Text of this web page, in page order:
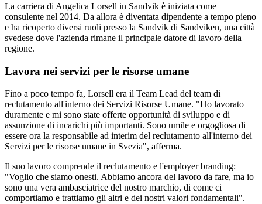
La carriera di Angelica Lorsell in Sandvik è iniziata come
consulente nel 2014. Da allora è diventata dipendente a tempo pieno
e ha ricoperto diversi ruoli presso la Sandvik di Sandviken, una città
svedese dove l'azienda rimane il principale datore di lavoro della
regione.
Lavora nei servizi per le risorse umane
Fino a poco tempo fa, Lorsell era il Team Lead del team di
reclutamento all'interno dei Servizi Risorse Umane. "Ho lavorato
duramente e mi sono state offerte opportunità di sviluppo e di
assunzione di incarichi più importanti. Sono umile e orgogliosa di
essere ora la responsabile ad interim del reclutamento all'interno dei
Servizi per le risorse umane in Svezia", afferma.
Il suo lavoro comprende il reclutamento e l'employer branding:
"Voglio che siamo onesti. Abbiamo ancora del lavoro da fare, ma io
sono una vera ambasciatrice del nostro marchio, di come ci
comportiamo e trattiamo gli altri e dei nostri valori fondamentali".